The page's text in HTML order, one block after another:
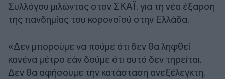
Συλλόγου μιλώντας στον ΣΚΑΪ, για τη νέα έξαρση
της πανδημίας του κορoνοϊού στην Ελλάδα.
«Δεν μπορούμε να πούμε ότι δεν θα ληφθεί
κανένα μέτρο εάν δούμε ότι αυτό δεν τηρείται.
Δεν θα αφήσουμε την κατάσταση ανεξέλεγκτη,